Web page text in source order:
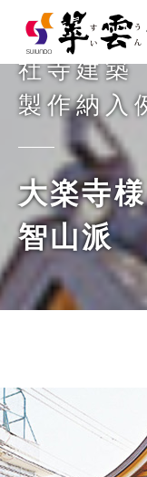
社寺建築
製作納入
大楽寺
智山派